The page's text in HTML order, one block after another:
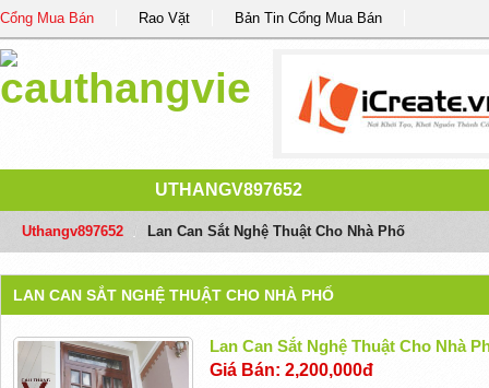
Cổng Mua Bán Rao Vặt Bản Tin Cổng Mua Bán
UTHANGV897652
Uthangv897652 Lan Can Sắt Nghệ Thuật Cho Nhà Phố
LAN CAN SẮT NGHỆ THUẬT CHO NHÀ PHỐ
Lan Can Sắt Nghệ Thuật Cho Nhà
Giá Bán: 2,200,000đ